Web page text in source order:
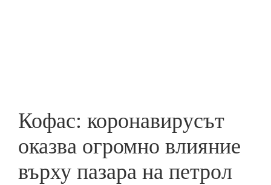
Кофас: коронавирусът
оказва огромно влияние
върху пазара на петрол